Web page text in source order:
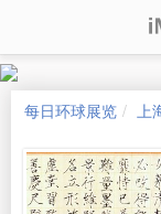
每日环球展览 上